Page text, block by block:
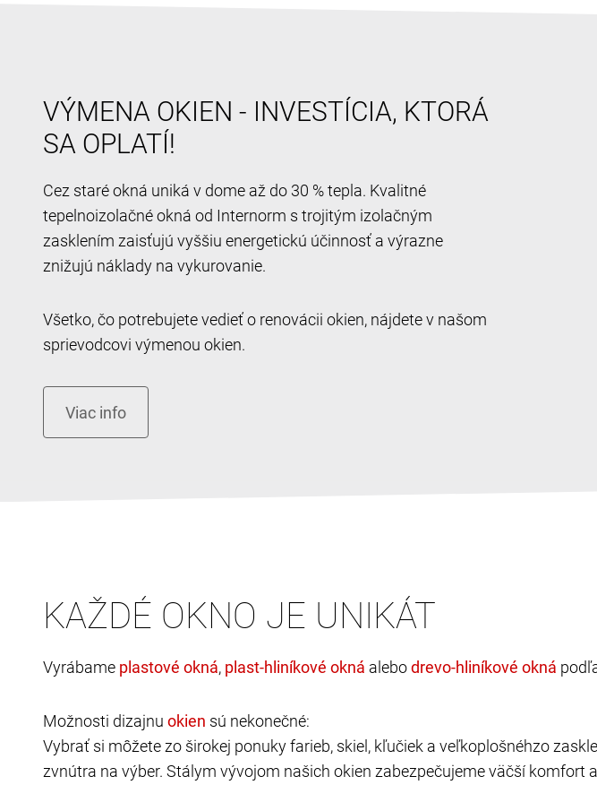
VÝMENA OKIEN - INVESTÍCIA, KTORÁ
SA OPLATÍ!
Cez staré okná uniká v dome až do 30 % tepla. Kvalitné
tepelnoizolačné okná od Internorm s trojitým izolačným
zasklením zaisťujú vyššiu energetickú účinnosť a výrazne
znižujú náklady na vykurovanie.
Všetko, čo potrebujete vedieť o renovácii okien, nájdete v našom
sprievodcovi výmenou okien.
KAŽDÉ OKNO JE UNIKÁT
Vyrábame , alebo
Možnosti dizajnu
sú nekonečné:
Vybrať si môžete zo širokej ponuky farieb, skiel, kľučiek a veľkoplošnéhzo
zvnútra na výber. Stálym vývojom našich okien zabezpečujeme väčší komfort